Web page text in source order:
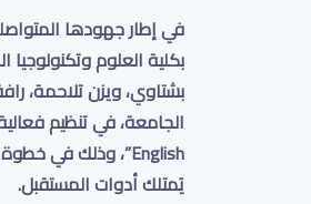
في إطار جهودها
بكلية العلوم
بشتاوي، ويزن تلاحمة،
الجامعة، في تنظيم
English” ، وذلك في خطوة
يَمتلك أدوات المستقبل.